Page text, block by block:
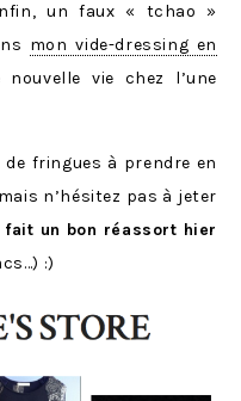
un faux « tchao »
mon vide-dressing en
vie chez l’une
fringues à prendre en
n’hésitez pas à jeter
fait un bon réassort hier
:)